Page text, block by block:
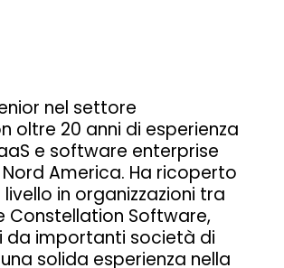
nel settore
oltre 20 anni di esperienza
e software enterprise
Nord America. Ha ricoperto
in organizzazioni tra
Constellation Software,
da importanti società di
solida esperienza nella